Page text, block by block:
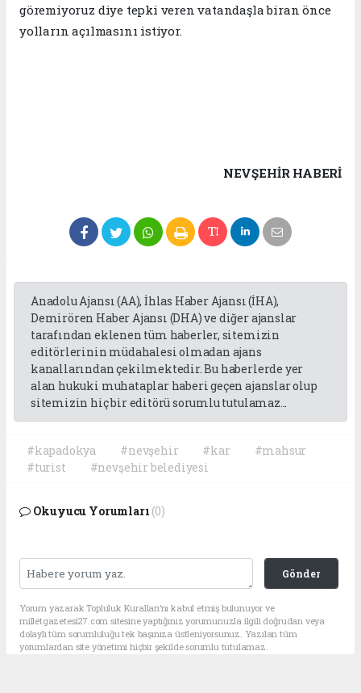
göremiyoruz diye tepki veren vatandaşla biran önce
yolların açılmasını istiyor.
NEVŞEHIR HABERİ
Anadolu Ajansı (AA), İhlas Haber Ajansı (İHA),
Demirören Haber Ajansı (DHA) ve diğer ajanslar
tarafından eklenen tüm haberler, sitemizin
editörlerinin müdahalesi olmadan ajans
kanallarından çekilmektedir. Bu haberlerde yer
alan hukuki muhataplar haberi geçen ajanslar olup
sitemizin hiç bir editörü sorumlu tutulamaz...
#kapadokya #nevşehir #kar
#mahsur
#turist
#nevşehir belediyesi
Okuyucu Yorumları (0)
Gönder
Yorum yazarak Topluluk Kuralları’nı kabul etmiş bulunuyor ve
milletgazetesi27.com sitesine yaptığınız yorumunuzla ilgili doğrudan veya
dolaylı tüm sorumluluğu tek başınıza üstleniyorsunuz. Yazılan tüm
yorumlardan site yönetimi hiçbir şekilde sorumlu tutulamaz.